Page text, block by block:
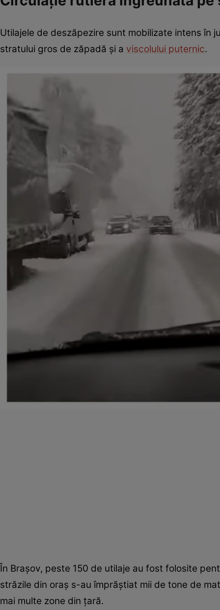
Utilajele de deszăpezire sunt mobilizate intens
stratului gros de zăpadă și a viscolului puternic.
În Brașov, peste 150 de utilaje au fost folosite
străzile din oraș s-au împrăștiat mii de tone de
mai multe zone din țară.